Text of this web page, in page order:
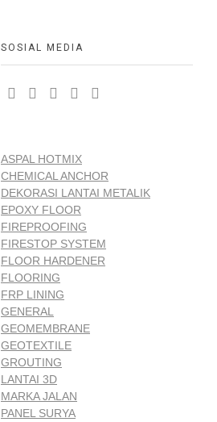
SOSIAL MEDIA
ASPAL HOTMIX
CHEMICAL ANCHOR
DEKORASI LANTAI METALIK
EPOXY FLOOR
FIREPROOFING
FIRESTOP SYSTEM
FLOOR HARDENER
FLOORING
FRP LINING
GENERAL
GEOMEMBRANE
GEOTEXTILE
GROUTING
LANTAI 3D
MARKA JALAN
PANEL SURYA